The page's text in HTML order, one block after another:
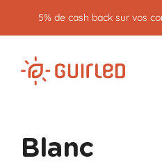
5% de cash back sur vos
Blanc